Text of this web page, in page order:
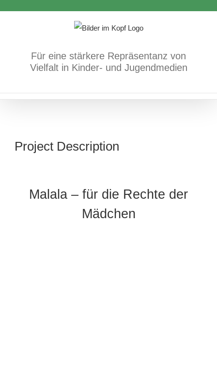
Für eine stärkere Repräsentanz von
Vielfalt in Kinder- und Jugendmedien
Project Description
Malala – für die Rechte der
Mädchen